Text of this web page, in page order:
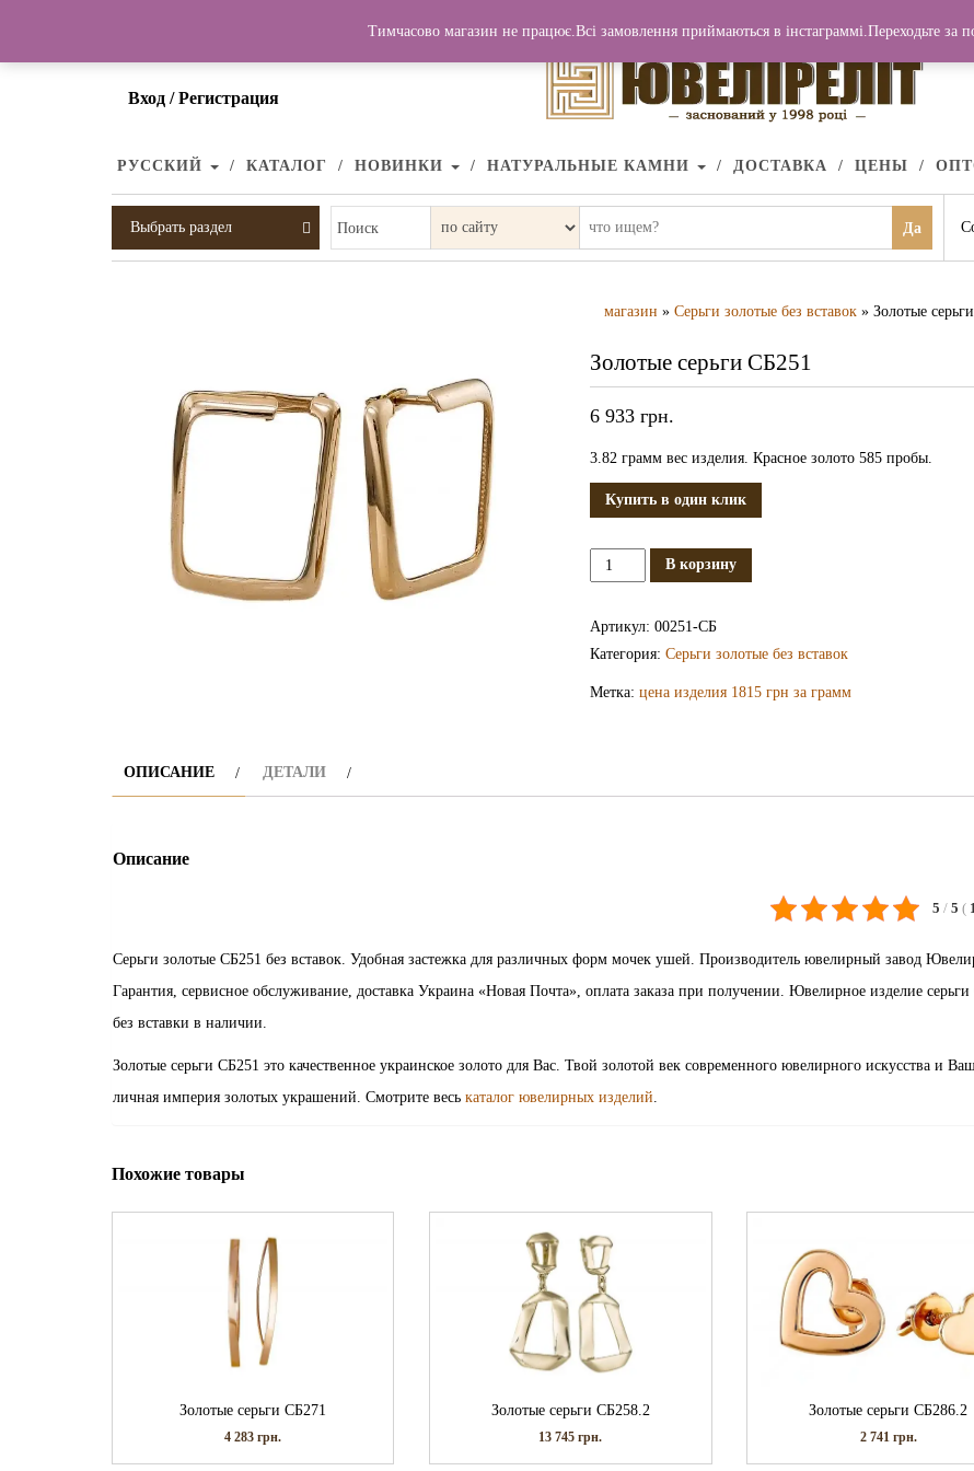
Вход / Регистрация
РУССКИЙ КАТАЛОГ НОВИНКИ НАТУРАЛЬНЫЕ КАМНИ ДОСТАВКА ЦЕНЫ
Выбрать раздел Поиск Да
магазин » Серьги золотые без вставок » Золотые
Золотые серьги СБ251
6 933 грн.
3.82 грамм вес изделия. Красное золото 585 пробы.
Купить в один клик
Количество
Золотые
В корзину
Артикул: 00251-СБ
Категория: Серьги золотые без вставок
Метка: цена изделия 1815 грн за грамм
ОПИСАНИЕ ДЕТАЛИ
Описание
5 / 5 (
Серьги золотые СБ251 без вставок. Удобная застежка для различных форм мочек ушей. Производитель ювелирный завод
Гарантия, сервисное обслуживание, доставка Украина «Новая Почта», оплата заказа при получении. Ювелирное изделие
без вставки в наличии.
Золотые серьги СБ251 это качественное украинское золото для Вас. Твой золотой век современного ювелирного искусства и
личная империя золотых украшений. Смотрите весь каталог ювелирных изделий.
Похожие товары
Золотые серьги СБ271
4 283грн.
Золотые серьги СБ258.2
13 745грн.
Золотые серьги СБ286.2
2 741 грн.
Тимчасово магазин не працює.Всі замовлення приймаються в інстаграммі.Переходьте за